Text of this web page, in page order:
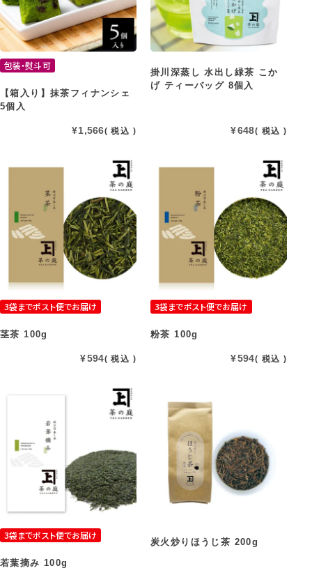
【箱入り】抹茶フィナンシェ
5個入
包装・熨斗可
¥1,566 税込
掛川深蒸し 水出し緑茶 こか
げ ティーバッグ 8個入
¥648 税込
茎茶 100g
3袋までポスト便でお届け
¥594 税込
粉茶 100g
3袋までポスト便でお届け
¥594 税込
若葉摘み 100g
3袋までポスト便でお届け
炭火炒りほうじ茶 200g